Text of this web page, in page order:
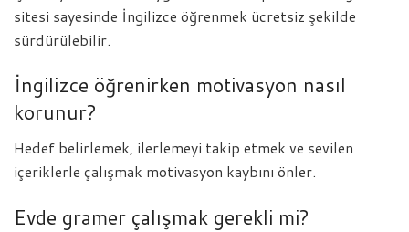
sitesi sayesinde İngilizce öğrenmek ücretsiz şekilde
sürdürülebilir.
İngilizce öğrenirken motivasyon nasıl
korunur?
Hedef belirlemek, ilerlemeyi takip etmek ve sevilen
içeriklerle çalışmak motivasyon kaybını önler.
Evde gramer çalışmak gerekli mi?